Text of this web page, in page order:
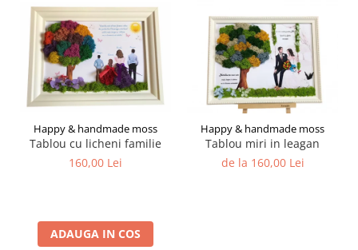
Happy & handmade moss
Tablou cu licheni familie
160,00 Lei
ADAUGA IN COS
Happy & handmade moss
Tablou miri in leagan
de la 160,00 Lei